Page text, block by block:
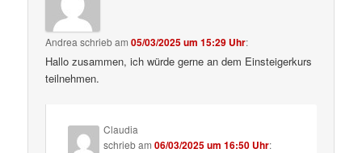
Andreaschriebam05/03/2025 um 15:29 Uhr:
Hallo zusammen, ich würde gerne an dem Einsteigerkurs
teilnehmen.
Claudia
schriebam06/03/2025 um 16:50 Uhr: